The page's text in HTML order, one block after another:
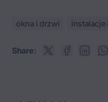
okna i drzwi instalacje
Share: